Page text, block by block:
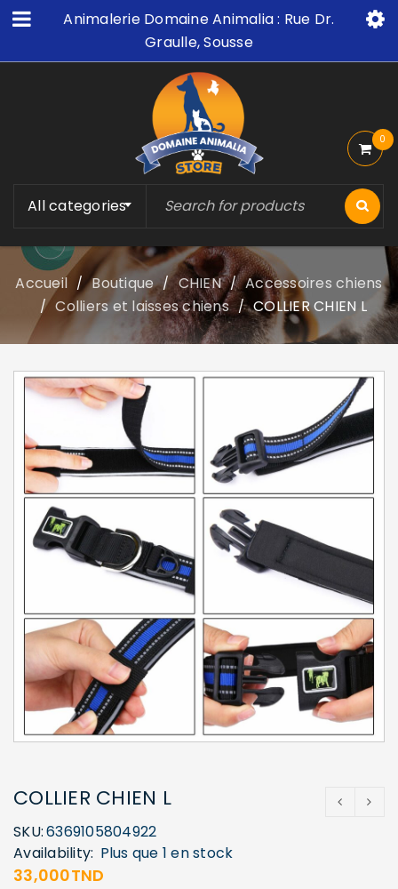
Animalerie Domaine Animalia : Rue Dr.
Graulle, Sousse
All categories
0
Accueil / Boutique / CHIEN / Accessoires chiens
/ Colliers et laisses chiens / COLLIER CHIEN L
COLLIER CHIEN L
SKU:6369105804922
Availability: Plus que 1 en stock
33,000TND